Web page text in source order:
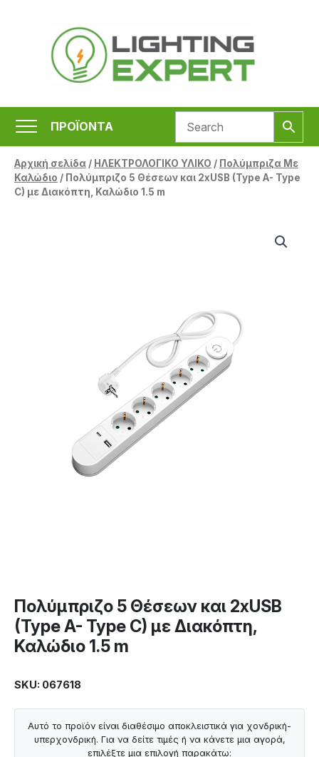
περιεχόμενο
ΠΡΟΪΟΝΤΑ
Αρχική σελίδα/ ΗΛΕΚΤΡΟΛΟΓΙΚΟ ΥΛΙΚΟ / Πολύμπριζα Με
Καλώδιο / Πολύμπριζο 5 Θέσεων και 2xUSB (Type A- Type
C) με Διακόπτη, Καλώδιο 1.5 m
Πολύμπριζο 5 Θέσεων και 2xUSB
(Type A- Type C) με Διακόπτη,
Καλώδιο 1.5 m
SKU: 067618
Αυτό το προϊόν είναι διαθέσιμο αποκλειστικά για χονδρική-
υπερχονδρική. Για να δείτε τιμές ή να κάνετε μια αγορά,
επιλέξτε μια επιλογή παρακάτω: